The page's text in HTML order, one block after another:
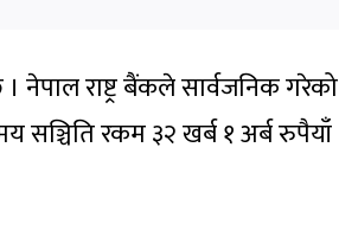
नेपाल राष्ट्र बैंकले सार्वजनिक गरेको
सञ्चिति रकम ३२ खर्ब १ अर्ब रुपैयाँ